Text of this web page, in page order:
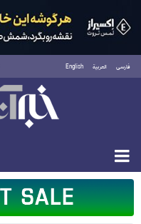
فارسی العربية English
شنبه ۱۷ مرداد ۱۴۰۵